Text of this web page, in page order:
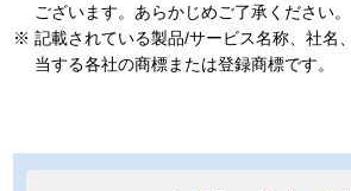
ございます。あらかじめご了承ください。
※ 記載されている製品/サービス名称、社名
当する各社の商標または登録商標です。